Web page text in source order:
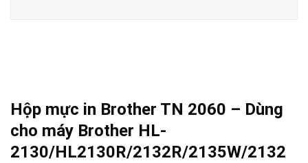
Hộp mực in Brother TN 2060 – Dùng
cho máy Brother HL-
2130/HL2130R/2132R/2135W/2132